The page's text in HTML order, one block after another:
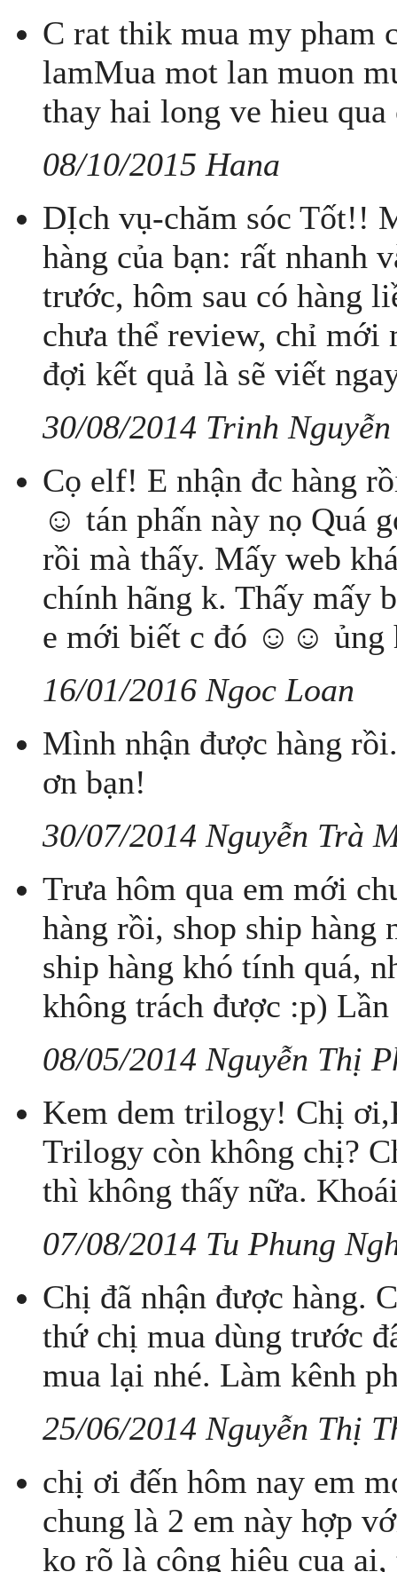
C rat thik mua my pham
lamMua mot lan muon
thay hai long ve hieu qua
08/10/2015 Hana
DỊch vụ-chăm sóc Tốt!!
hàng của bạn: rất nhanh
trước, hôm sau có hàng
chưa thể review, chỉ mới
đợi kết quả là sẽ viết
30/08/2014 Trinh Nguyễn
Cọ elf! E nhận đc hàng
☺ tán phấn này nọ Quá
rồi mà thấy. Mấy web
chính hãng k. Thấy mấy
e mới biết c đó ☺☺ ủng
16/01/2016 Ngoc Loan
Mình nhận được hàng
ơn bạn!
30/07/2014 Nguyễn Trà
Trưa hôm qua em mới
hàng rồi, shop ship
ship hàng khó tính quá,
không trách được :p)
08/05/2014 Nguyễn Thị
Kem dem trilogy! Chị
Trilogy còn không chị?
thì không thấy nữa.
07/08/2014 Tu Phung
Chị đã nhận được hàng.
thứ chị mua dùng trước
mua lại nhé. Làm kênh
25/06/2014 Nguyễn Thị
chị ơi đến hôm nay em
chung là 2 em này hợp
ko rõ là công hiệu cua